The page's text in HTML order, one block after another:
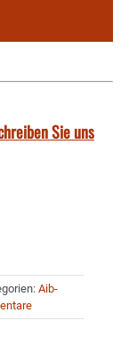
Sie uns
Aib-